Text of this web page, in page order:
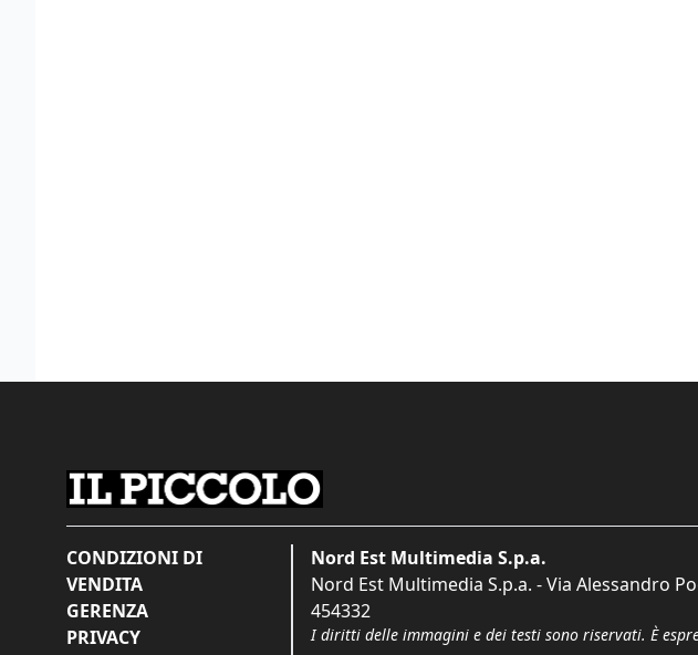
CONDIZIONI DI
VENDITA
GERENZA
PRIVACY
Nord Est Multimedia S.p.a.
Nord Est Multimedia S.p.a. - Via Alessandro
454332
I diritti delle immagini e dei testi sono riservati. È